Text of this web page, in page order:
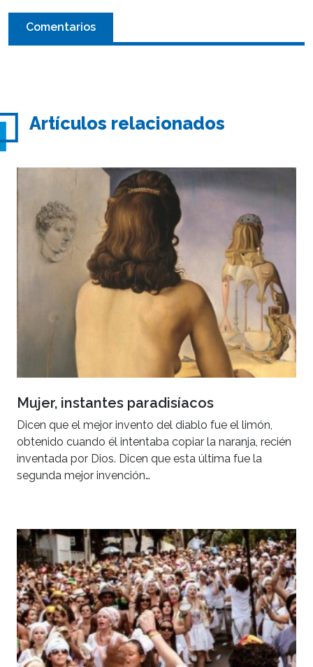
Comentarios
Artículos relacionados
Mujer, instantes paradisíacos
Dicen que el mejor invento del diablo fue el limón,
obtenido cuando él intentaba copiar la naranja, recién
inventada por Dios. Dicen que esta última fue la
segunda mejor invención…